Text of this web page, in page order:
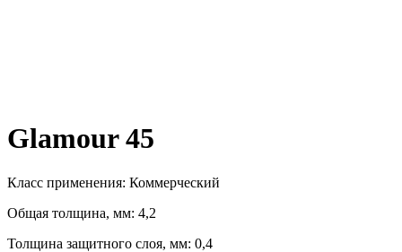
Glamour 45
Класс применения: Коммерческий
Общая толщина, мм: 4,2
Толщина защитного слоя, мм: 0,4